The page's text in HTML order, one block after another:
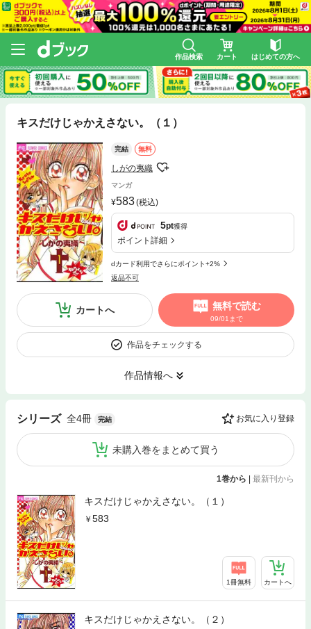
作品検索 カート はじめての方へ
キスだけじゃかえさない。（１）
完結 無料
しがの夷織
マンガ
583(税込)
5pt獲得
ポイント詳細
dカード利用でさらにポイント+2%
返品不可
カートへ 無料で読む
09/01まで
作品をチェックする
作品情報へ
シリーズ 全4冊 完結 お気に入り登録
未購入巻をまとめて買う
1巻から 最新刊から
キスだけじゃかえさない。（１）
583
1冊無料 カートへ
キスだけじゃかえさない。（２）